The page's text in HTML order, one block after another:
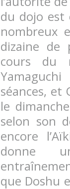
du dojo est
nombreux
dizaine de
cours du
séances,
le
selon son
encore
donne
que Doshu